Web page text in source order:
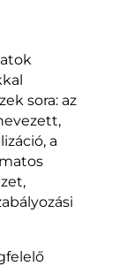
sora: az
a